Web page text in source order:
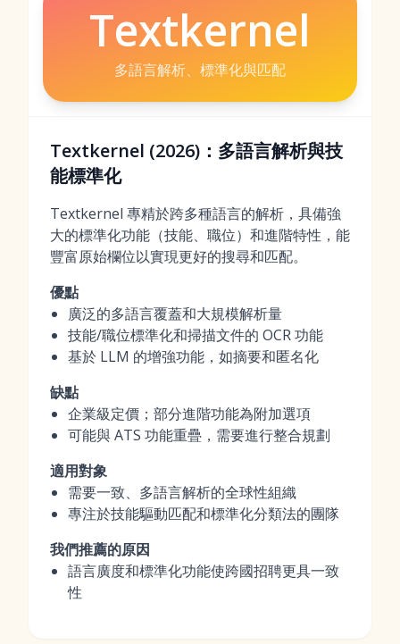
Textkernel
多語言解析、標準化與匹配
Textkernel (2026)：多語言解析與技
能標準化
Textkernel 專精於跨多種語言的解析，具備強
大的標準化功能（技能、職位）和進階特性，能
豐富原始欄位以實現更好的搜尋和匹配。
優點
廣泛的多語言覆蓋和大規模解析量
技能/職位標準化和掃描文件的 OCR 功能
基於 LLM 的增強功能，如摘要和匿名化
缺點
企業級定價；部分進階功能為附加選項
可能與 ATS 功能重疊，需要進行整合規劃
適用對象
需要一致、多語言解析的全球性組織
專注於技能驅動匹配和標準化分類法的團隊
我們推薦的原因
語言廣度和標準化功能使跨國招聘更具一致
性